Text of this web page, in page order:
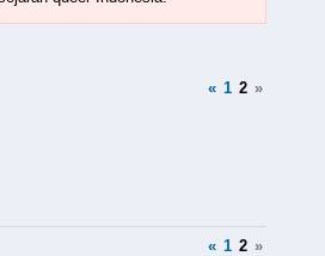
« 1 2 »
« 1 2 »